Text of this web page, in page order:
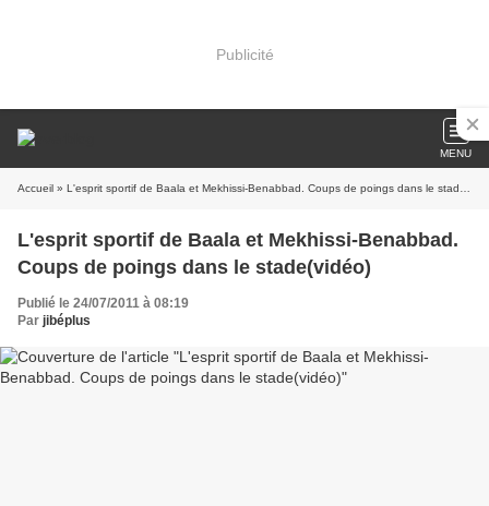
Publicité
MENU
Accueil » L'esprit sportif de Baala et Mekhissi-Benabbad. Coups de poings dans le stade(vidéo)
L'esprit sportif de Baala et Mekhissi-Benabbad.
Coups de poings dans le stade(vidéo)
Publié le 24/07/2011 à 08:19
Par jibéplus